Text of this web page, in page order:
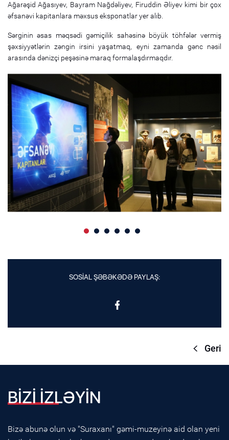
Ağarəşid Ağasıyev, Bayram Nağdəliyev, Firuddin Əliyev kimi bir çox
əfsanəvi kapitanlara məxsus eksponatlar yer alıb.
Sərginin əsas məqsədi gəmiçilik sahəsinə böyük töhfələr vermiş
şəxsiyyətlərin zəngin irsini yaşatmaq, eyni zamanda gənc nəsil
arasında dənizçi peşəsinə maraq formalaşdırmaqdır.
SOSİAL ŞƏBƏKƏDƏ PAYLAŞ:
Geri
BİZİ İZLƏYİN
Bizə abunə olun və "Suraxanı" gəmi-muzeyinə aid olan yeni